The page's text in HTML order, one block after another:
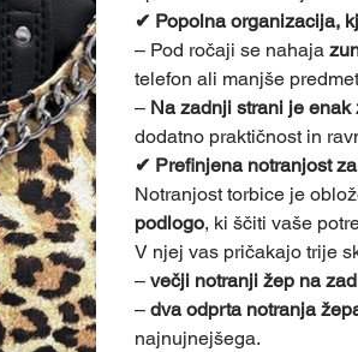
✔ Popolna organizacija,
– Pod ročaji se nahaja
telefon ali manjše
– Na zadnji strani je enak
dodatno praktičnost in
✔ Prefinjena notranjost
Notranjost torbice je
podlogo, ki ščiti vaše
V njej vas pričakajo trije
– večji notranji žep na
– dva odprta notranja
najnujnejšega.